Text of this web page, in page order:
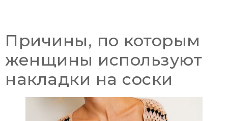
Причины, по которым
женщины используют
накладки на соски